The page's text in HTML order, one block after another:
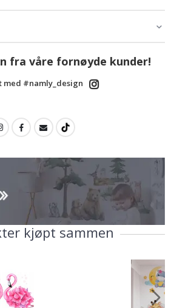
fra våre fornøyde kunder!
med #namly_design
kjøpt sammen